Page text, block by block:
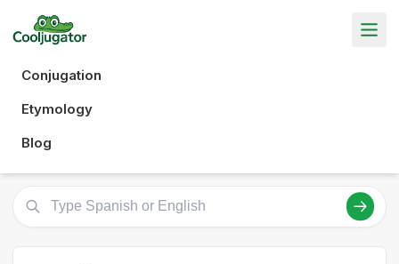
Conjugation
Etymology
Blog